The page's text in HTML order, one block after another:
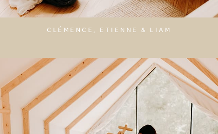
CLÉMENCE, ETIENNE & LIAM